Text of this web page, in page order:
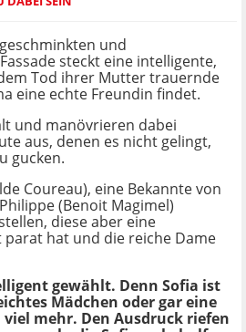
und
steckt eine intelligente,
Tod ihrer Mutter trauernde
eine echte Freundin findet.
und manövrieren dabei
aus, denen es nicht gelingt,
gucken.
Coureau), eine Bekannte von
(Benoit Magimel)
diese aber eine
hat und die reiche Dame
gewählt. Denn Sofia ist
Mädchen oder gar eine
mehr. Den Ausdruck riefen